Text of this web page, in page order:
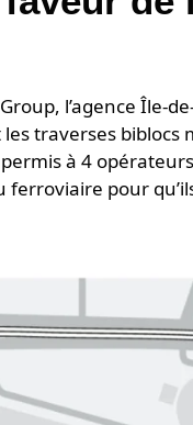
l’agence Île-
traverses
à 4
ferroviaire pour